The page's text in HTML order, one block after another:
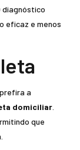
diagnóstico
eficaz e menos
a
domiciliar
que